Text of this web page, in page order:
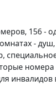
156 -
-
инвалидов